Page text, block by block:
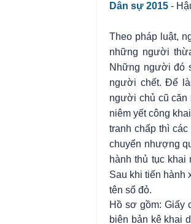
Dân sự 2015 -
Theo pháp luật,
những người
Những người đó
người chết. Để
người chủ cũ căn
niêm yết công
tranh chấp thì
chuyển nhượng
hành thủ tục
Sau khi tiến hành
tên sổ đỏ.
Hồ sơ gồm: Giấy
biên bản kê khai